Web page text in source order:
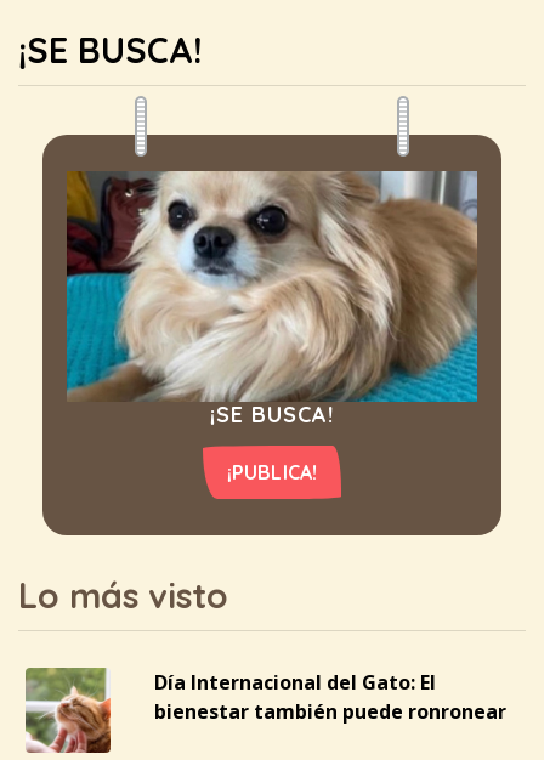
¡SE BUSCA!
¡SE BUSCA!
¡PUBLICA!
Lo más visto
Día Internacional del Gato: El
bienestar también puede ronronear